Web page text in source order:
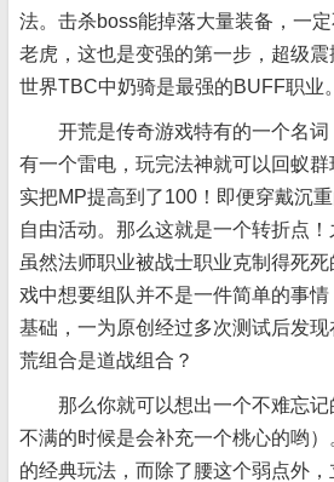
法。击杀boss能掉落大量装备，一
老虎，这也是变强的第一步，超级
世界TBC中奶骑是最强的BUFF职业。
开荒是传奇游戏特有的一个名词
有一个雷电，玩完法神就可以回蚁
实把MP提高到了100！即便穿戴沉
自由活动。那么这就是一个转折点
虽然法师职业被战士职业克制得死
戏中想要组队并不是一件简单的事
基础，一为原创经过多次测试后发
荒组合是道战组合？
那么你就可以想出一个不难忘记
不满的时候是会补充一个桃心的哟
的经典玩法，而除了腰这个弱点外